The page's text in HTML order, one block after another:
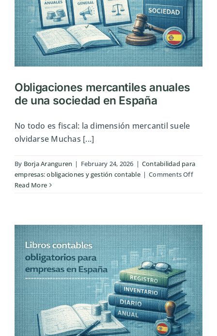
Obligaciones mercantiles anuales
de una sociedad en España
No todo es fiscal: la dimensión mercantil suele
olvidarse Muchas [...]
By Borja Aranguren | February 24, 2026 | Contabilidad para
empresas: obligaciones y gestión contable | Comments Offon
una
en
España
Read More